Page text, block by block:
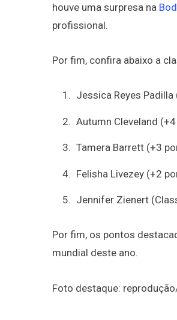
houve uma surpresa na
profissional.
Por fim, confira abaixo a
Jessica Reyes
Autumn Cleveland
Tamera Barrett (+3
Felisha Livezey (+2
Jennifer Zienert
Por fim, os pontos
mundial deste ano.
Foto destaque: